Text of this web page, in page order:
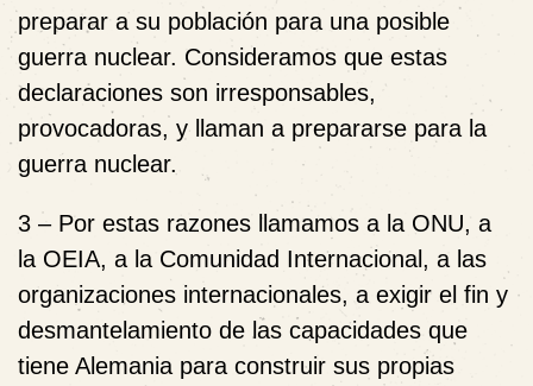
preparar a su población para una posible
guerra nuclear. Consideramos que estas
declaraciones son irresponsables,
provocadoras, y llaman a prepararse para la
guerra nuclear.
3 – Por estas razones llamamos a la ONU, a
la OEIA, a la Comunidad Internacional, a las
organizaciones internacionales, a exigir el fin y
desmantelamiento de las capacidades que
tiene Alemania para construir sus propias